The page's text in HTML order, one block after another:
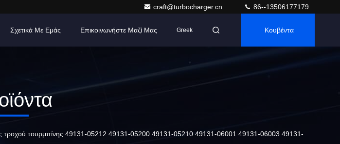
craft@turbocharger.cn 86--13506177179
Σχετικά Με Εμάς Επικοινωνήστε Μαζί Μας Greek Κουβέντα
τροχού τουρμπίνης 49131-05212 49131-05200 49131-05210 49131-06001 49131-06003 49131-